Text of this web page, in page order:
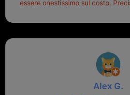
essere onestissimo sul costo.
Alex G.